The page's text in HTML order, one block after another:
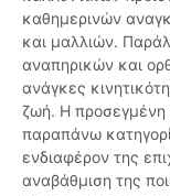
καθημερινών
και μαλλιών.
αναπηρικών και
ανάγκες
ζωή. Η προσεγμένη
παραπάνω
ενδιαφέρον της
αναβάθμιση της